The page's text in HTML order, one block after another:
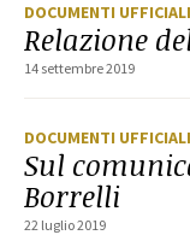
DOCUMENTI UFFICIALI
Relazione
14 settembre 2019
DOCUMENTI UFFICIALI
Sul
Borrelli
22 luglio 2019